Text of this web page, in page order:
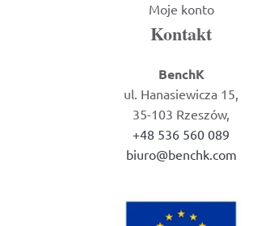
Moje konto
Kontakt
BenchK
ul. Hanasiewicza 15,
35-103 Rzeszów,
+48 536 560 089
biuro@benchk.com